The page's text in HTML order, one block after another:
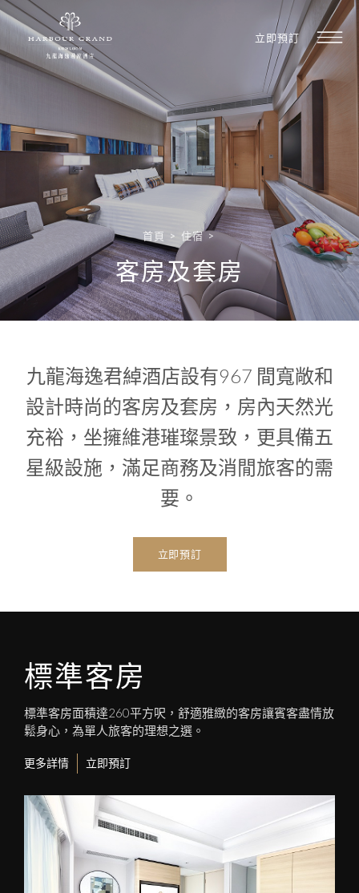
立即預訂
1
首頁 > 住宿 >
客房及套房
九龍海逸君綽酒店設有967 間寬敞和
設計時尚的客房及套房，房內天然光
充裕，坐擁維港璀璨景致，更具備五
星級設施，滿足商務及消閒旅客的需
要。
立即預訂
標準客房
標準客房面積達260平方呎，舒適雅緻的客房讓賓客盡情放
鬆身心，為單人旅客的理想之選。
更多詳情 立即預訂